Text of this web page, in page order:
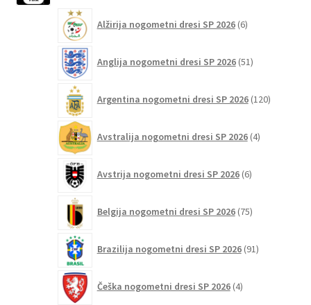
izberete
strani
Alžirija nogometni dresi SP 2026 6izdelkov
Anglija nogometni dresi SP 2026 51izdelkov
Argentina nogometni dresi SP 2026 120izdelkov
Avstralija nogometni dresi SP 2026 4izdelki
Avstrija nogometni dresi SP 2026 6izdelkov
Belgija nogometni dresi SP 2026 75izdelkov
Brazilija nogometni dresi SP 2026 91izdelkov
Češka nogometni dresi SP 2026 4izdelki